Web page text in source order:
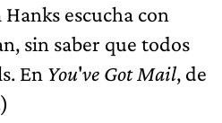
escucha con
sin saber que todos
En You've Got Mail, de